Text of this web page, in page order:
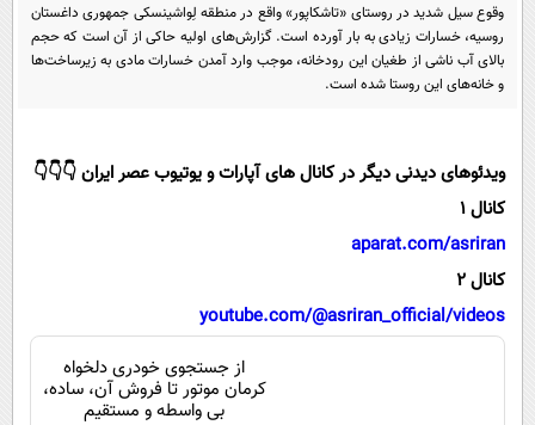
حوادث
محیط زیست
بین الملل
سیاست خارجی
فرهنگ و هنر
مجله تصویری سلاح
ورزش
خواندنی ها و دیدنی ها
داستان کوتاه
پیامک
آموزش زبان
وقوع سیل شدید در روستای «تاشکاپور» واقع در منطقه لِواشینسکی جمهوری داغستان
روسیه، خسارات زیادی به بار آورده است. گزارش‌های اولیه حاکی از آن است که حجم
بالای آب ناشی از طغیان این رودخانه، موجب وارد آمدن خسارات مادی به زیرساخت‌ها
و خانه‌های این روستا شده است.
ویدئوهای دیدنی دیگر در کانال های آپارات و یوتیوب عصر ایران 👇👇👇
کانال 1
aparat.com/asriran
کانال 2
youtube.com/@asriran_official/videos
از جستجوی خودری دلخواه
کرمان موتور تا فروش آن، ساده،
بی واسطه و مستقیم